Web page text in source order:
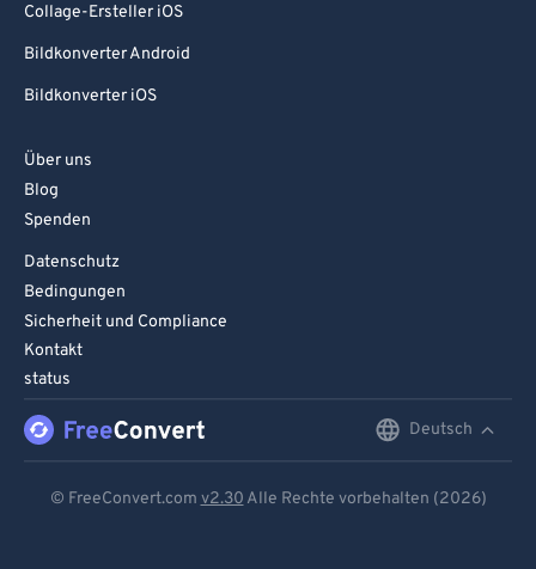
Collage-Ersteller iOS
Bildkonverter Android
Bildkonverter iOS
Über uns
Blog
Spenden
Datenschutz
Bedingungen
Sicherheit und Compliance
Kontakt
status
Deutsch
© FreeConvert.com v2.30 Alle Rechte vorbehalten (2026)